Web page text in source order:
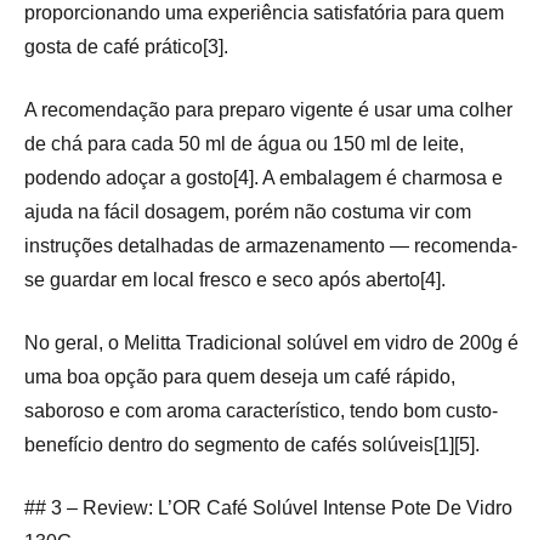
proporcionando uma experiência satisfatória para quem
gosta de café prático[3].
A recomendação para preparo vigente é usar uma colher
de chá para cada 50 ml de água ou 150 ml de leite,
podendo adoçar a gosto[4]. A embalagem é charmosa e
ajuda na fácil dosagem, porém não costuma vir com
instruções detalhadas de armazenamento — recomenda-
se guardar em local fresco e seco após aberto[4].
No geral, o Melitta Tradicional solúvel em vidro de 200g é
uma boa opção para quem deseja um café rápido,
saboroso e com aroma característico, tendo bom custo-
benefício dentro do segmento de cafés solúveis[1][5].
## 3 – Review: L’OR Café Solúvel Intense Pote De Vidro